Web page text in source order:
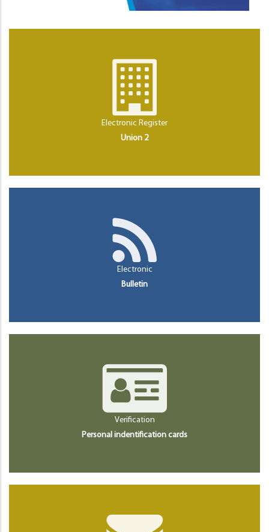
Electronic Register
Union 2
Electronic
Bulletin
Verification
Personal indentification cards